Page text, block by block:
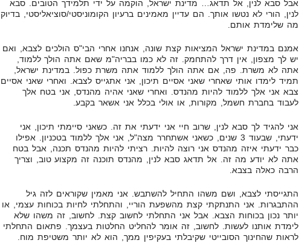
אבל סבא לנין, אל תדאג… מדינת ישראל, הוקמה על ידי תלמידך הטובים. סבא
לנין, הורי לא נטשו אותך. הם עדיין מאמינים ברעיון הקומוניסטי/סוציאליסטי, בדיוק
מה שלימדת אותם.
אמנם במדינת ישראל המציאות קצת שונה, אנחנו אחרי הבי"ס הולכים לצבא, ואם
יש לך מצפון, אין דרך להתחמק. זה לא כמו בבריה"מ שאם אתה הולך ללמוד,
אתה לא משרת. פה, אם אתה הולך ללמוד אתה משרת כפול. במדינת ישראל,
תמיד לימדו אותי שאחרי שאני אסיים תיכון, אני אתגייס לצבא. ואחרי שאני אסיים
צבא אני אלך ללמוד להיות מהנדס. ואחרי שאני אהיה מהנדס, אני בטח אלך
לעבוד בחברת חשמל, מקורות, או אולי בכלל אני אשאר בקבע.
אני להגיד לך סבא לנין, שרוב חיי אני ידעתי את זה. כשאני סיימתי תיכון, אני
ידעתי, שבעוד 3 שנים, כשאני אשתחרר מצה"ל, אני אלך ללמוד בטכניון. אפילו
כבר ידעתי איזה מהנדס אני רוצה להיות. רציתי להיות מהנדס תכנה, אבל בטח
אתה לא יודע מה זה. אל תדאג סבא לנין, מהנדס תוכנה זה מקצוע טוב, וצריך
הרבה כאלה בצבא.
התגייסתי לצבא, ושם משהו התחיל להשתבש. אני מאמין שקוראים לזה גיל
ההתבגרות. אני התנתקתי קצת מהשפעת הוריי, והתחלתי לחיות בכוחות עצמי, או
יותר נכון בכוחות הצבא. אבל אני התחלתי לחשוב קצת. לחשוב, זה משהו שלא
לימדת אותנו לעשות. לחשוב, זה אומר להחליט החלטות בעצמך. פתאום התחלתי
לראות שהחינוך הסובייטי שקיבלתי בעקיפין ממך, הוא לא יותר משטיפת מוח.